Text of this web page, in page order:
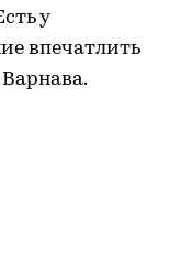
у
впечатлить